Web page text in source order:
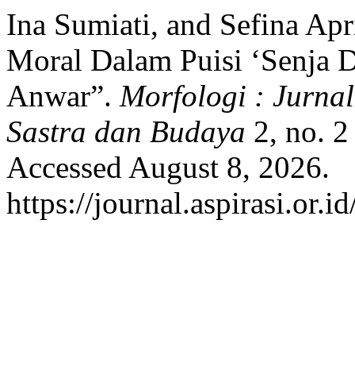
Ina Sumiati, and Sefina
Moral Dalam Puisi ‘Senja
Anwar”. Morfologi :
Sastra dan Budaya 2, no.
Accessed August 8, 2026.
https://